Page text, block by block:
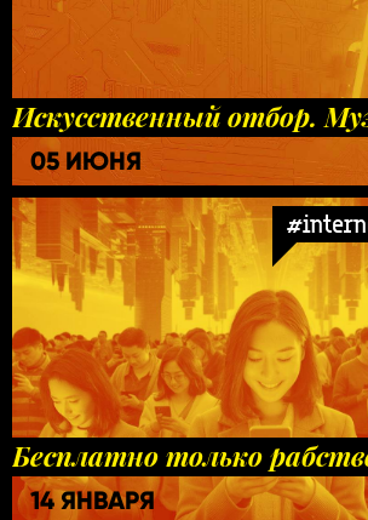
Искусственный отбор.
05 ИЮНЯ
Бесплатно только
14 ЯНВАРЯ